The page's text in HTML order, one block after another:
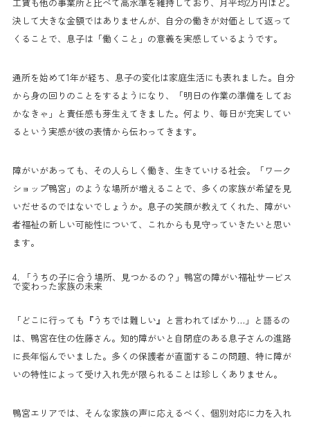
決して大きな金額ではありませんが、自分の働きが対価として返って
くることで、息子は「働くこと」の意義を実感しているようです。
通所を始めて1年が経ち、息子の変化は家庭生活にも表れました。自分
から身の回りのことをするようになり、「明日の作業の準備をしてお
かなきゃ」と責任感も芽生えてきました。何より、毎日が充実してい
るという実感が彼の表情から伝わってきます。
障がいがあっても、その人らしく働き、生きていける社会。「ワーク
ショップ鴨宮」のような場所が増えることで、多くの家族が希望を見
いだせるのではないでしょうか。息子の笑顔が教えてくれた、障がい
者福祉の新しい可能性について、これからも見守っていきたいと思い
ます。
4. 「うちの子に合う場所、見つかるの？」鴨宮の障がい福祉サービス
で変わった家族の未来
「どこに行っても『うちでは難しい』と言われてばかり…」と語るの
は、鴨宮在住の佐藤さん。知的障がいと自閉症のある息子さんの進路
に長年悩んでいました。多くの保護者が直面するこの問題、特に障が
いの特性によって受け入れ先が限られることは珍しくありません。
鴨宮エリアでは、そんな家族の声に応えるべく、個別対応に力を入れ